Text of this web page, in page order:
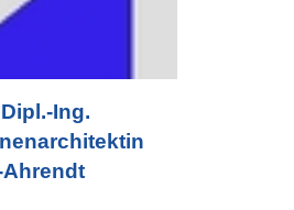
Ing.
Ahrendt